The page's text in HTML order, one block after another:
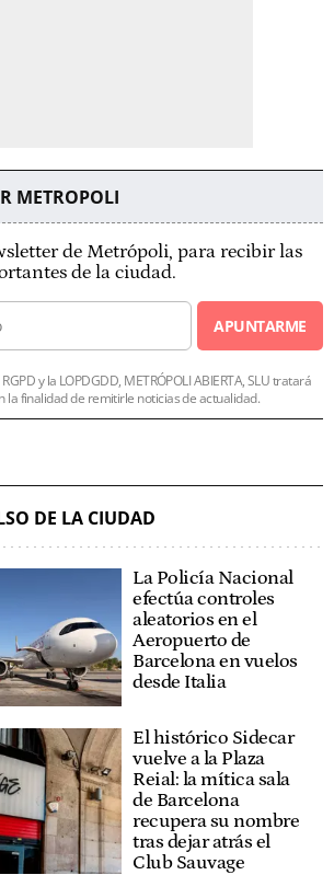
METROPOLI
de Metrópoli, para recibir las
de la ciudad.
APUNTARME
y la LOPDGDD, METRÓPOLI ABIERTA, SLU tratará
la finalidad de remitirle noticias de actualidad.
DE LA CIUDAD
La Policía Nacional
efectúa controles
aleatorios en el
Aeropuerto de
Barcelona en vuelos
desde Italia
El histórico Sidecar
vuelve a la Plaza
Reial: la mítica sala
de Barcelona
recupera su nombre
tras dejar atrás el
Club Sauvage